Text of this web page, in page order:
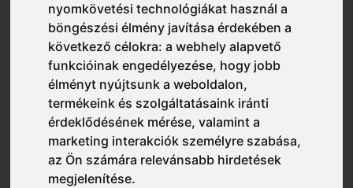
nyomkövetési technológiákat használ a
böngészési élmény javítása érdekében a
következő célokra:a webhely alapvető
funkcióinak engedélyezése, hogy jobb
élményt nyújtsunk a weboldalon,
termékeink és szolgáltatásaink iránti
érdeklődésének mérése, valamint a
marketing interakciók személyre szabása,
az Ön számára relevánsabb hirdetések
megjelenítése.
1NIBG0P EUROLITE 15N505 3/4
HÁT NITRIL MÁRTOTT+SANDY
CSB RÉTEG_BLISZT